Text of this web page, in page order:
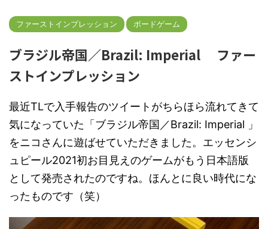
ファーストインプレッション ボードゲーム
ブラジル帝国／Brazil: Imperial ファー
ストインプレッション
最近TLで入手報告のツイートがちらほら流れてきて
気になっていた「ブラジル帝国／Brazil: Imperial 」
をニコさんに遊ばせていただきました。エッセンシ
ュピール2021初お目見えのゲームがもう日本語版
として発売されたのですね。ほんとに良い時代にな
ったものです（笑）